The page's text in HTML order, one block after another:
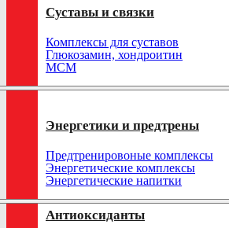
Суставы и связки
Комплексы для суставов
Глюкозамин, хондроитин
МСМ
Энергетики и предтрены
Предтренировоные комплексы
Энергетические комплексы
Энергетические напитки
Антиоксиданты